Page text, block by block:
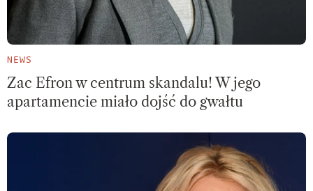
NEWS
Zac Efron w centrum skandalu! W jego
apartamencie miało dojść do gwałtu